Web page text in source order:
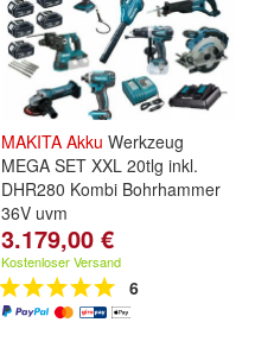
MAKITA Akku Werkzeug
MEGA SET XXL 20tlg inkl.
DHR280 Kombi Bohrhammer
36V uvm
3.179,00 €
Kostenloser Versand
6